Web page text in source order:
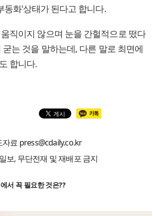
동화'상태가 된다고 합니다.
직이지 않으며 눈을 간헐적으로 떴다
는 것을 말하는데, 다른 말로 최면에
합니다.
료 press@cdaily.co.kr
, 무단전재 및 재배포 금지
서 꼭 필요한 것은??